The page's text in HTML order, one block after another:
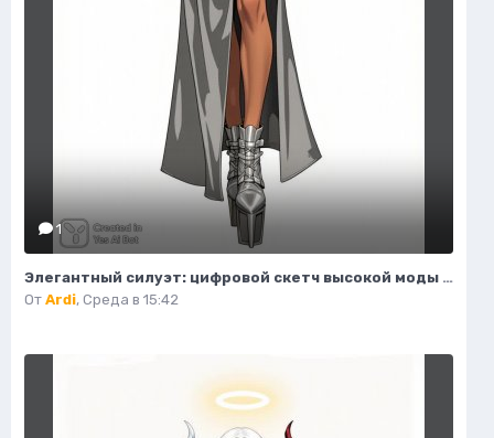
1
Элегантный силуэт: цифровой скетч высокой моды в студийном исполнении. Изображение из нейросети Flux 1
От Ardi, Среда в 15:42